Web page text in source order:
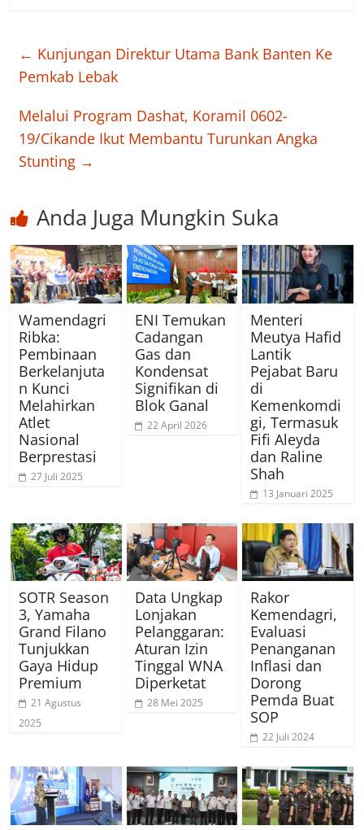
← Kunjungan Direktur Utama Bank Banten Ke
Pemkab Lebak
Melalui Program Dashat, Koramil 0602-
19/Cikande Ikut Membantu Turunkan Angka
Stunting →
Anda Juga Mungkin Suka
Wamendagri
Ribka:
Pembinaan
Berkelanjuta
n Kunci
Melahirkan
Atlet
Nasional
Berprestasi
27 Juli 2025
ENI Temukan
Cadangan
Gas dan
Kondensat
Signifikan di
Blok Ganal
22 April 2026
Menteri
Meutya Hafid
Lantik
Pejabat Baru
di
Kemenkomdi
gi, Termasuk
Fifi Aleyda
dan Raline
Shah
13 Januari 2025
SOTR Season
3, Yamaha
Grand Filano
Tunjukkan
Gaya Hidup
Premium
21 Agustus
2025
Data Ungkap
Lonjakan
Pelanggaran:
Aturan Izin
Tinggal WNA
Diperketat
28 Mei 2025
Rakor
Kemendagri,
Evaluasi
Penanganan
Inflasi dan
Dorong
Pemda Buat
SOP
22 Juli 2024